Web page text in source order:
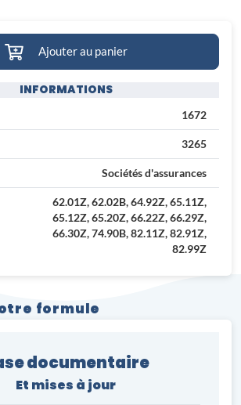
Ajouter au panier
INFORMATIONS
1672
3265
Sociétés d'assurances
62.01Z, 62.02B, 64.92Z, 65.11Z,
65.12Z, 65.20Z, 66.22Z, 66.29Z,
66.30Z, 74.90B, 82.11Z, 82.91Z,
82.99Z
formule
documentaire
Et mises à jour